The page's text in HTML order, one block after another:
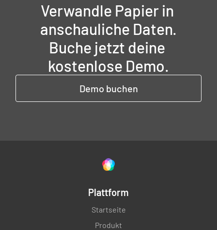
Verwandle Papier in
anschauliche Daten.
Buche jetzt deine
kostenlose Demo.
Demo buchen
Plattform
Startseite
Produkt